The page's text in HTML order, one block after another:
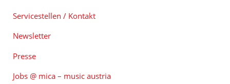
Servicestellen / Kontakt
Newsletter
Presse
Jobs @ mica – music austria